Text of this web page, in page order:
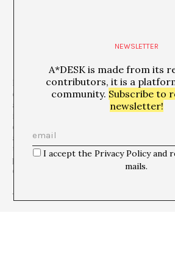
David Armengol (Barcelona, 1974) is an
combines his curatorial practice with
as cultural management and teaching. He
interested in music, nature and
contemporary art. In other words, he does
any instrument, is not a great adventurer
the art of storytelling. In a way, it is
passions of sound, landscape and
of an exhibition. That’s why he always
+ See all publications of this author
NEWSLETTER
A*DESK is made from its
contributors, it is a
community. Subscribe to
newsletter!
I accept the Privacy Policy and
mails.